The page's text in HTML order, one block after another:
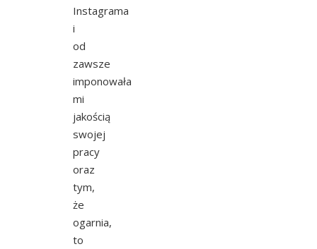
Instagrama
i
od
zawsze
imponowała
mi
jakością
swojej
pracy
oraz
tym,
że
ogarnia,
to